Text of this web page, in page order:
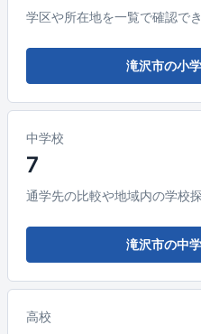
学区や所在地を一覧で確認でき
滝沢市の小
中学校
7
通学先の比較や地域内の学校
滝沢市の中
高校